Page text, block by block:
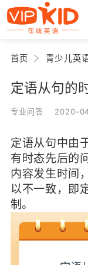
首页 青少儿英
定语从句的
专业问答 2020-
定语从句中由
有时态先后的
内容发生时间
以不一致，即
制。